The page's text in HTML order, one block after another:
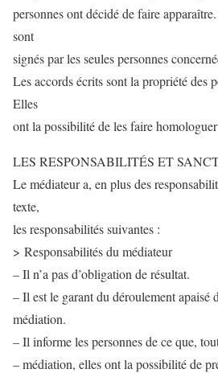
personnes ont décidé de faire
sont
signés par les seules personnes
Les accords écrits sont la propriété des
Elles
ont la possibilité de les faire
LES RESPONSABILITÉS ET
Le médiateur a, en plus des
texte,
les responsabilités suivantes :
> Responsabilités du médiateur
– Il n’a pas d’obligation de résultat.
– Il est le garant du déroulement apaisé
médiation.
– Il informe les personnes de ce que,
– médiation, elles ont la possibilité de